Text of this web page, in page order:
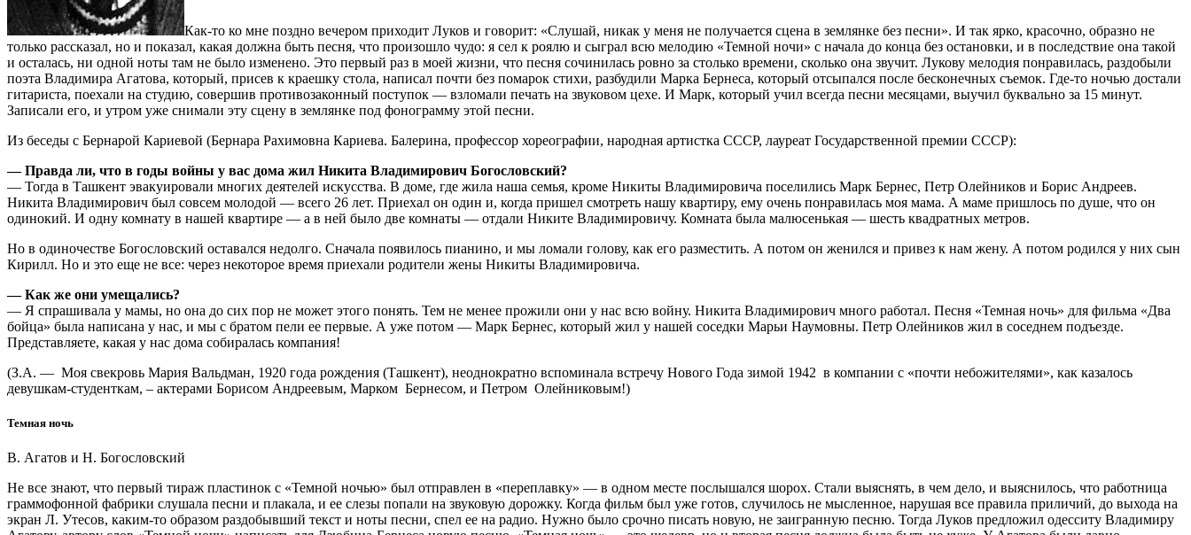
Как-то ко мне поздно вечером приходит Луков и говорит: «Слушай, никак у меня не получается сцена в землянке без песни». И так ярко, красочно, образно не
только рассказал, но и показал, какая должна быть песня, что произошло чудо: я сел к роялю и сыграл всю мелодию «Темной ночи» с начала до конца без остановки, и в последствие она такой
и осталась, ни одной ноты там не было изменено. Это первый раз в моей жизни, что песня сочинилась ровно за столько времени, сколько она звучит. Лукову мелодия понравилась, раздобыли
поэта Владимира Агатова, который, присев к краешку стола, написал почти без помарок стихи, разбудили Марка Бернеса, который отсыпался после бесконечных съемок. Где-то ночью достали
гитариста, поехали на студию, совершив противозаконный поступок — взломали печать на звуковом цехе. И Марк, который учил всегда песни месяцами, выучил буквально за 15 минут.
Записали его, и утром уже снимали эту сцену в землянке под фонограмму этой песни.
Из беседы с Бернарой Кариевой (Бернара Рахимовна Кариева. Балерина, профессор хореографии, народная артистка СССР, лауреат Государственной премии СССР):
— Правда ли, что в годы войны у вас дома жил Никита Владимирович Богословский?
— Тогда в Ташкент эвакуировали многих деятелей искусства. В доме, где жила наша семья, кроме Никиты Владимировича поселились Марк Бернес, Петр Олейников и Борис Андреев.
Никита Владимирович был совсем молодой — всего 26 лет. Приехал он один и, когда пришел смотреть нашу квартиру, ему очень понравилась моя мама. А маме пришлось по душе, что он
одинокий. И одну комнату в нашей квартире — а в ней было две комнаты — отдали Никите Владимировичу. Комната была малюсенькая — шесть квадратных метров.
Но в одиночестве Богословский оставался недолго. Сначала появилось пианино, и мы ломали голову, как его разместить. А потом он женился и привез к нам жену. А потом родился у них сын
Кирилл. Но и это еще не все: через некоторое время приехали родители жены Никиты Владимировича.
— Как же они умещались?
— Я спрашивала у мамы, но она до сих пор не может этого понять. Тем не менее прожили они у нас всю войну. Никита Владимирович много работал. Песня «Темная ночь» для фильма «Два
бойца» была написана у нас, и мы с братом пели ее первые. А уже потом — Марк Бернес, который жил у нашей соседки Марьи Наумовны. Петр Олейников жил в соседнем подъезде.
Представляете, какая у нас дома собиралась компания!
(З.А. — Моя свекровь Мария Вальдман, 1920 года рождения (Ташкент), неоднократно вспоминала встречу Нового Года зимой 1942 в компании с «почти небожителями», как казалось
девушкам-студенткам, – актерами Борисом Андреевым, Марком Бернесом, и Петром Олейниковым!)
Темная ночь
В. Агатов и Н. Богословский
Не все знают, что первый тираж пластинок с «Темной ночью» был отправлен в «переплавку» — в одном месте послышался шорох. Стали выяснять, в чем дело, и выяснилось, что работница
граммофонной фабрики слушала песни и плакала, и ее слезы попали на звуковую дорожку. Когда фильм был уже готов, случилось не мысленное, нарушая все правила приличий, до выхода на
экран Л. Утесов, каким-то образом раздобывший текст и ноты песни, спел ее на радио. Нужно было срочно писать новую, не заигранную песню. Тогда Луков предложил одесситу Владимиру